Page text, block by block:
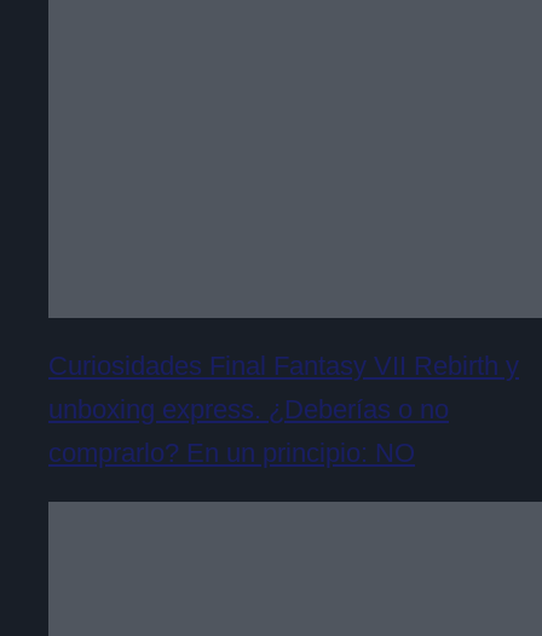
Curiosidades Final Fantasy VII Rebirth y
unboxing express. ¿Deberías o no
comprarlo? En un principio: NO